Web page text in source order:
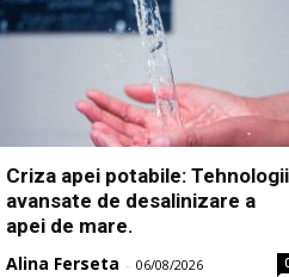
Criza apei potabile: Tehnologii
avansate de desalinizare a
apei de mare.
Alina Ferseta - 06/08/2026